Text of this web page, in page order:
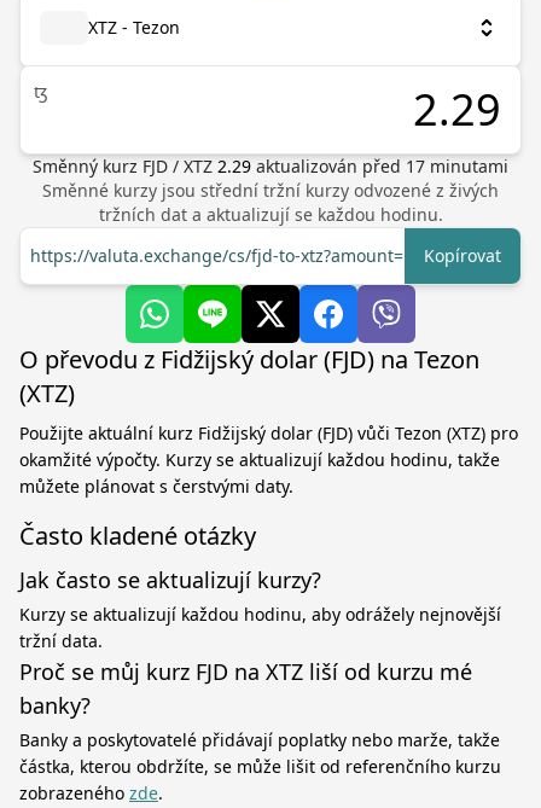
XTZ - Tezon
ꜩ
Směnný kurz FJD / XTZ 2.29 aktualizován před 17 minutami
Směnné kurzy jsou střední tržní kurzy odvozené z živých
tržních dat a aktualizují se každou hodinu.
https://valuta.exchange/cs/fjd-to-xtz?amount=1
Kopírovat
O převodu z Fidžijský dolar (FJD) na Tezon
(XTZ)
Použijte aktuální kurz Fidžijský dolar (FJD) vůči Tezon (XTZ) pro
okamžité výpočty. Kurzy se aktualizují každou hodinu, takže
můžete plánovat s čerstvými daty.
Často kladené otázky
Jak často se aktualizují kurzy?
Kurzy se aktualizují každou hodinu, aby odrážely nejnovější
tržní data.
Proč se můj kurz FJD na XTZ liší od kurzu mé
banky?
Banky a poskytovatelé přidávají poplatky nebo marže, takže
částka, kterou obdržíte, se může lišit od referenčního kurzu
zobrazeného zde.